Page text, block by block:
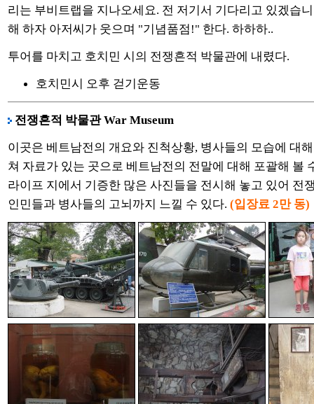
리는 부비트랩을 지나오세요. 전 저기서 기다리고 있겠습
해 하자 아저씨가 웃으며 "기념품점!" 한다. 하하하..
투어를 마치고 호치민 시의 전쟁흔적 박물관에 내렸다.
호치민시 오후 걷기운동
전쟁흔적 박물관 War Museum
이곳은 베트남전의 개요와 진척상황, 병사들의 모습에 대
쳐 자료가 있는 곳으로 베트남전의 전말에 대해 포괄해 볼
라이프 지에서 기증한 많은 사진들을 전시해 놓고 있어 전
인민들과 병사들의 고뇌까지 느낄 수 있다. (입장료 2만 동)